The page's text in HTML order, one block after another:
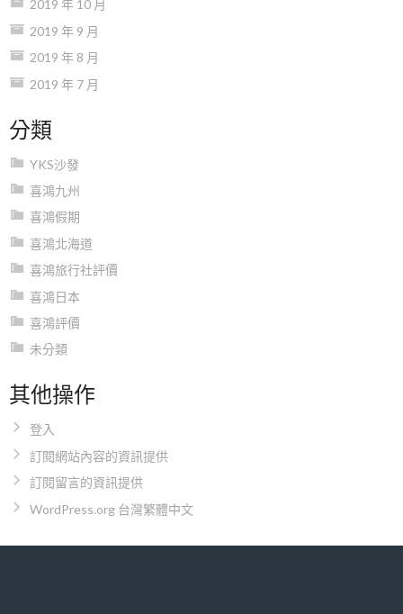
2019 年 10 月
2019 年 9 月
2019 年 8 月
2019 年 7 月
分類
YKS沙發
喜鴻九州
喜鴻假期
喜鴻北海道
喜鴻旅行社評價
喜鴻日本
喜鴻評價
未分類
其他操作
登入
訂閱網站內容的資訊提供
訂閱留言的資訊提供
WordPress.org 台灣繁體中文